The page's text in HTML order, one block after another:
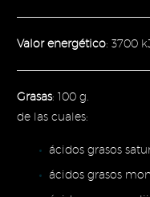
Valor energético: 3700
Grasas: 100 g.
de las cuales:
ácidos grasos
ácidos grasos